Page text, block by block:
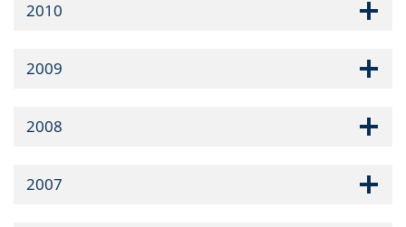
2010
2009
2008
2007